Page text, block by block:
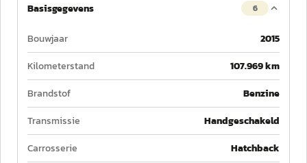
Basisgegevens 6
Bouwjaar
2015
Kilometerstand
107.969 km
Brandstof
Benzine
Transmissie
Handgeschakeld
Carrosserie
Hatchback